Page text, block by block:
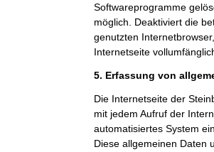
Softwareprogramme
möglich. Deaktiviert die
genutzten
Internetseite
5. Erfassung von
Die Internetseite der
mit jedem Aufruf der
automatisiertes System
Diese allgemeinen Daten